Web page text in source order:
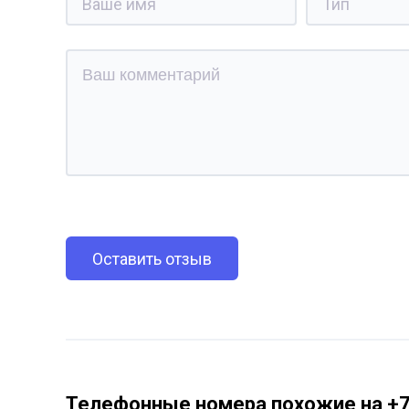
Оставить отзыв
Телефонные номера похожие на